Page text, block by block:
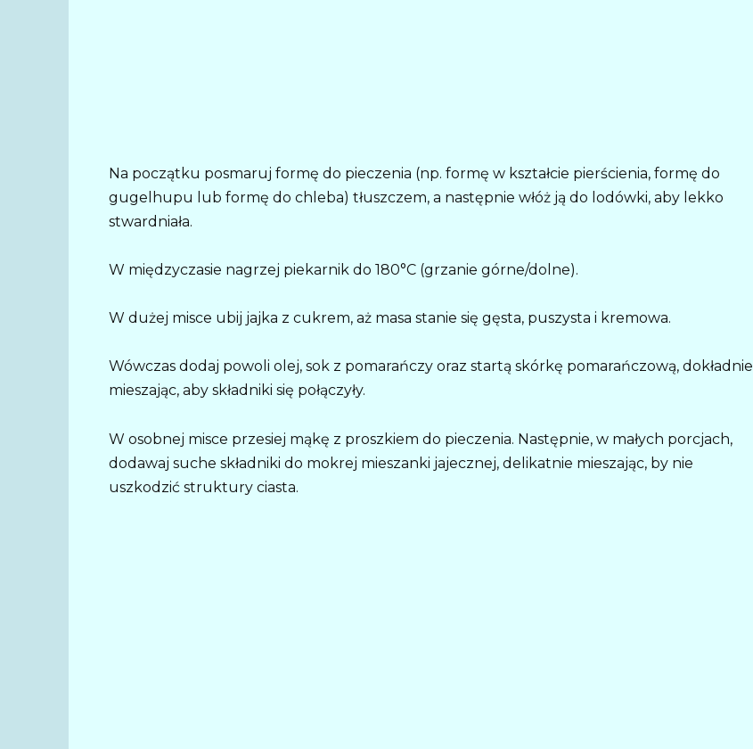
Na początku posmaruj formę do pieczenia (np. formę w kształcie pierścienia, formę do
gugelhupu lub formę do chleba) tłuszczem, a następnie włóż ją do lodówki, aby lekko
stwardniała.
W międzyczasie nagrzej piekarnik do 180°C (grzanie górne/dolne).
W dużej misce ubij jajka z cukrem, aż masa stanie się gęsta, puszysta i kremowa.
Wówczas dodaj powoli olej, sok z pomarańczy oraz startą skórkę pomarańczową, dokładnie
mieszając, aby składniki się połączyły.
W osobnej misce przesiej mąkę z proszkiem do pieczenia. Następnie, w małych porcjach,
dodawaj suche składniki do mokrej mieszanki jajecznej, delikatnie mieszając, by nie
uszkodzić struktury ciasta.